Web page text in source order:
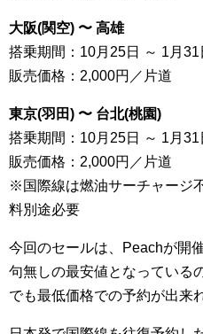
大阪(関空) 〜 高雄
搭乗期間：10月25日 ～ 1月31
販売価格：2,000円／片道
東京(羽田) 〜 台北(桃園)
搭乗期間：10月25日 ～ 1月31
販売価格：2,000円／片道
※国際線は燃油サーチャージ
料別途必要
今回のセールは、Peachが開
句無しの最安値となっている
でも最低価格での予約が出来